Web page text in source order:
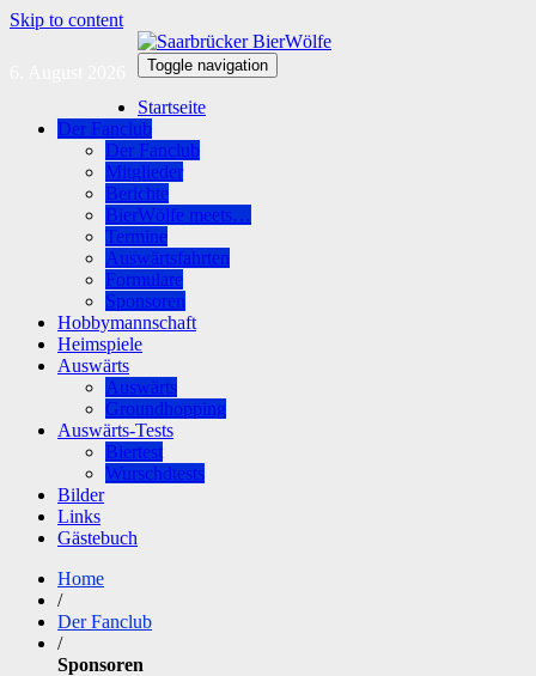
Skip to content
Toggle navigation
Startseite
Der Fanclub
Der Fanclub
Mitglieder
Berichte
BierWölfe meets…
Termine
Auswärtsfahrten
Formulare
Sponsoren
Hobbymannschaft
Heimspiele
Auswärts
Auswärts
Groundhopping
Auswärts-Tests
Biertest
Wurschdtests
Bilder
Links
Gästebuch
Home
/
Der Fanclub
/
Sponsoren